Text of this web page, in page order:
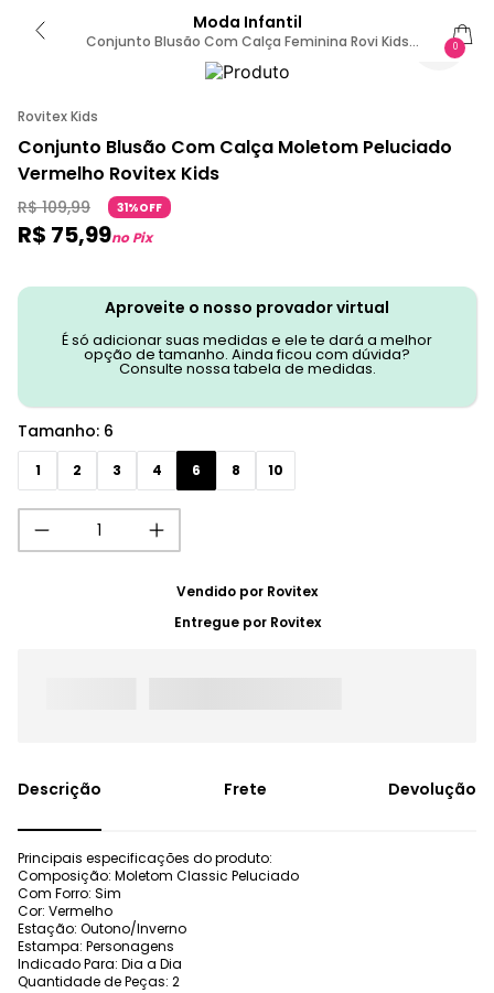
Moda Infantil
Conjunto Blusão Com Calça Feminina Rovi Kids
Vermelho 6 / Vermelho
0
Rovitex Kids
Conjunto Blusão Com Calça Moletom Peluciado
Vermelho Rovitex Kids
R$ 109,99 31%OFF
R$ 75,99no Pix
Aproveite o nosso provador virtual
É só adicionar suas medidas e ele te dará a melhor
opção de tamanho. Ainda ficou com dúvida?
Consulte nossa tabela de medidas.
Tamanho: 6
1 2 3 4 6 8 10
Vendido por Rovitex
Entregue por Rovitex
Frete Devolução
Principais especificações do produto:
Composição: Moletom Classic Peluciado
Com Forro: Sim
Cor: Vermelho
Estação: Outono/Inverno
Estampa: Personagens
Indicado Para: Dia a Dia
Quantidade de Peças: 2